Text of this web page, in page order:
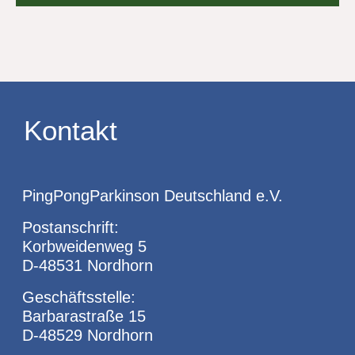
Kontakt
PingPongParkinson Deutschland e.V.
Postanschrift:
Korbweidenweg 5
D-48531 Nordhorn
Geschäftsstelle:
Barbarastraße 15
D-48529 Nordhorn